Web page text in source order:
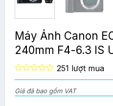
Máy Ảnh Canon
240mm F4-6.3 IS
0
out
of
251 lượt mua
Giá đã bao gồm VAT